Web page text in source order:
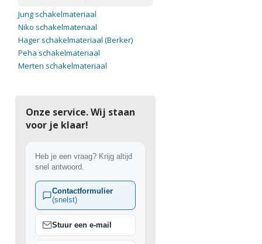
Jung schakelmateriaal
Niko schakelmateriaal
Hager schakelmateriaal (Berker)
Peha schakelmateriaal
Merten schakelmateriaal
Onze service. Wij staan
voor je klaar!
Heb je een vraag? Krijg altijd
snel antwoord.
Contactformulier
(snelst)
Stuur een e-mail